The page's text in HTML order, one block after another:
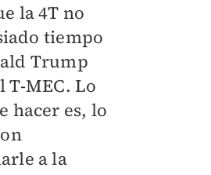
la 4T no
tiempo
Trump
T-MEC. Lo
hacer es, lo
a la